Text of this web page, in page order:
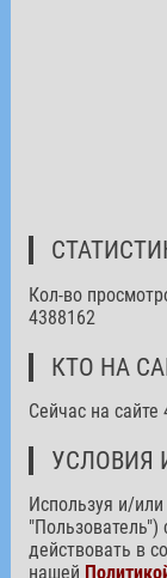
Кол-во
4388162
КТО НА
Сейчас на сайте
УСЛОВИЯ
Используя и/
"Пользователь")
действовать в
нашей